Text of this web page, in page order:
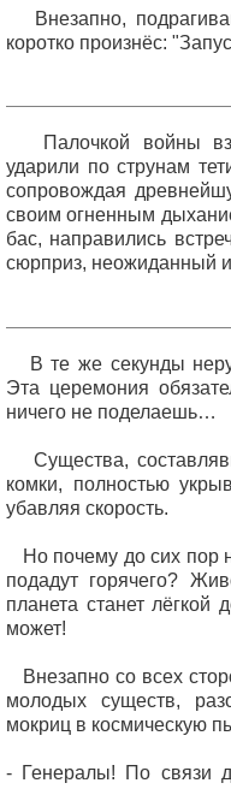
Внезапно,
коротко произнёс:
Палочкой войны
ударили по струнам
сопровождая
своим огненным
бас, направились
сюрприз, неожиданный
В те же секунды
Эта церемония
ничего не поделаешь…
Существа,
комки, полностью
убавляя скорость.
Но почему до сих пор
подадут горячего?
планета станет
может!
Внезапно со всех
молодых существ,
мокриц в космическую
- Генералы! По связи